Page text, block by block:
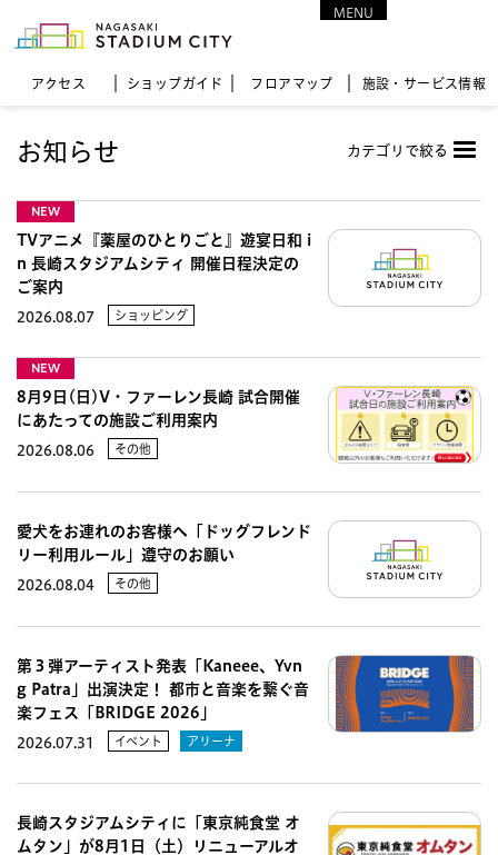
アクセス ショップガイド フロア マップ 施設・サービス情報
MENU
お知らせ カテゴリで絞る
NEW
TVアニメ『薬屋のひとりごと』遊宴日和 i
n 長崎スタジアムシティ 開催日程決定の
ご案内
2026.08.07 ショッピング
NEW
8月9日(日)V・ファーレン長崎 試合開催
にあたっての施設ご利用案内
2026.08.06 その他
愛犬をお連れのお客様へ「ドッグフレンド
リー利用ルール」遵守のお願い
2026.08.04 その他
第３弾アーティスト発表「Kaneee、Yvn
g Patra」出演決定！ 都市と音楽を繋ぐ音
楽フェス「BRIDGE 2026」
2026.07.31 イベント アリーナ
長崎スタジアムシティに「東京純食堂 オ
ムタン」が8月1日（土）リニューアルオ